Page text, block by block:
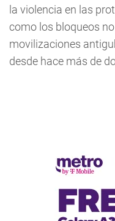
la violencia en las
como los bloqueos
movilizaciones
desde hace más de